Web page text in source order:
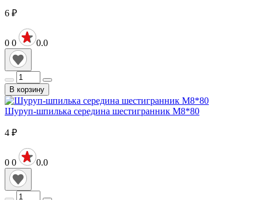
6 ₽
0 0 0.0
В корзину
Шуруп-шпилька середина шестигранник М8*80
4 ₽
0 0 0.0